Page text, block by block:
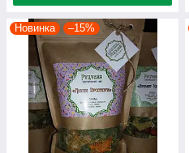
Новинка –15%